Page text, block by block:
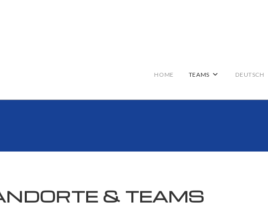
HOME TEAMS DEUTSCH
& TEAMS